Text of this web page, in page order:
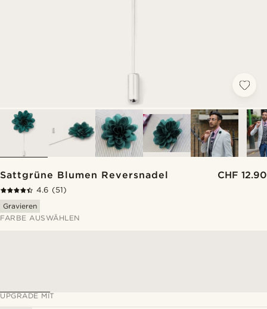
Sattgrüne Blumen Reversnadel CHF 12.90
4.6 (51)
Gravieren
FARBE AUSWÄHLEN
UPGRADE MIT